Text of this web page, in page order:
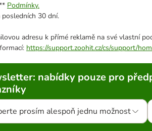
Podmínky.
posledních 30 dní.
adresu k přímé reklamě na své vlastní
https://support.zoohit.cz/cs/support/
nabídky pouze pro
prosím alespoň jednu možnost